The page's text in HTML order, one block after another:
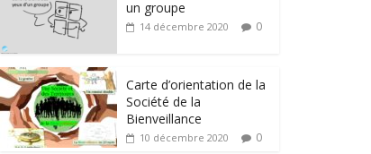
o
o
k
dI st er
un groupe
14 décembre 2020 0
Carte d’orientation de la
Société de la
Bienveillance
10 décembre 2020 0